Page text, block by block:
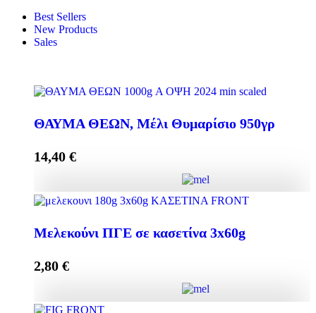
Best Sellers
New Products
Sales
ΘΑΥΜΑ ΘΕΩΝ, Μέλι Θυμαρίσιο 950γρ
14,40 €
Μελεκούνι ΠΓΕ σε κασετίνα 3x60g
2,80 €